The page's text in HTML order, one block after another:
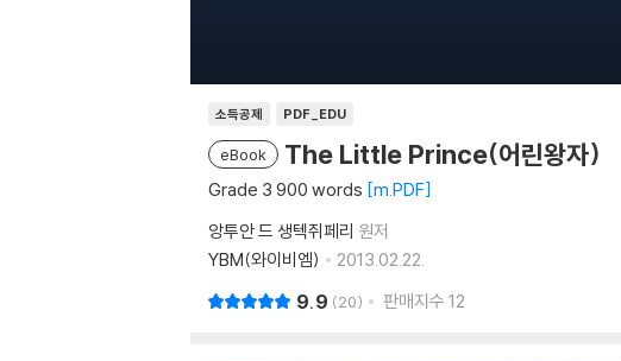
소득공제 PDF_EDU
eBook The Little Prince(어린왕자)
Grade 3 900 words m.PDF
앙투안 드 생텍쥐페리 원저
YBM(와이비엠)
2013.02.22.
9.9 20 판매지수 12